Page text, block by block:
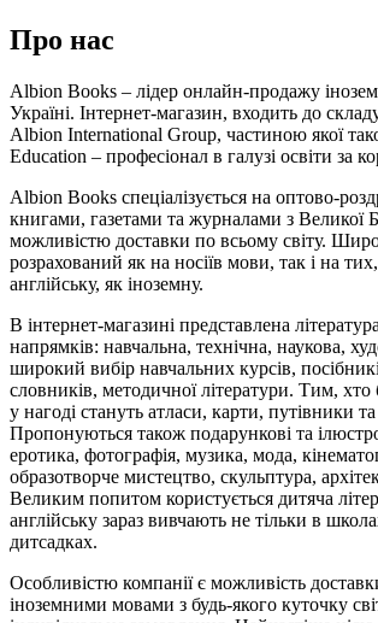
Про нас
Albion Books – лідер онлайн-продажу
Україні. Інтернет-магазин, входить до
Albion International Group, частиною якої
Education – професіонал в галузі освіти за
Albion Books спеціалізується на оптово-
книгами, газетами та журналами з Великої
можливістю доставки по всьому світу.
розрахований як на носіїв мови, так і на
англійську, як іноземну.
В інтернет-магазині представлена
напрямків: навчальна, технічна, наукова,
широкий вибір навчальних курсів,
словників, методичної літератури. Тим,
у нагоді стануть атласи, карти, путівники
Пропонуються також подарункові та
еротика, фотографія, музика, мода,
образотворче мистецтво, скульптура,
Великим попитом користується дитяча
англійську зараз вивчають не тільки в
дитсадках.
Особливістю компанії є можливість
іноземними мовами з будь-якого куточку